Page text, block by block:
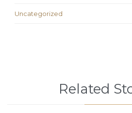
Uncategorized
Related